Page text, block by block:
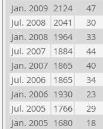
Jan. 2009 2124 47
Jul. 2008
2041 30
Jan. 2008 1964 33
Jul. 2007
1884 44
Jan. 2007 1865 40
Jul. 2006
1865 34
Jan. 2006 1930 23
Jul. 2005
1766 29
Jan. 2005 1680 18